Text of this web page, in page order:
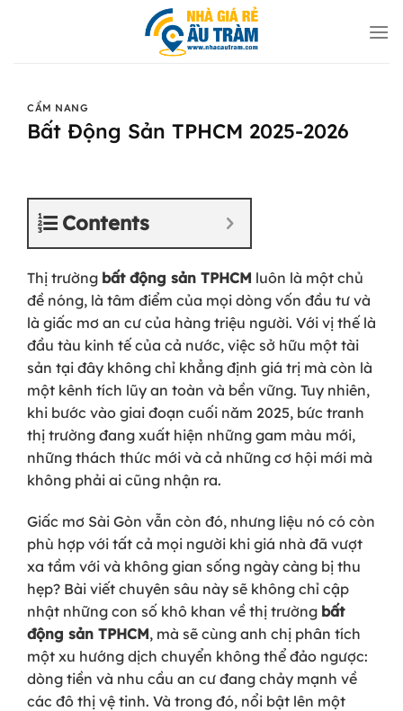
CẨM NANG
Bất Động Sản TPHCM 2025-2026
Contents
Thị trường bất động sản TPHCM luôn là một chủ
đề nóng, là tâm điểm của mọi dòng vốn đầu tư và
là giấc mơ an cư của hàng triệu người. Với vị thế là
đầu tàu kinh tế của cả nước, việc sở hữu một tài
sản tại đây không chỉ khẳng định giá trị mà còn là
một kênh tích lũy an toàn và bền vững. Tuy nhiên,
khi bước vào giai đoạn cuối năm 2025, bức tranh
thị trường đang xuất hiện những gam màu mới,
những thách thức mới và cả những cơ hội mới mà
không phải ai cũng nhận ra.
Giấc mơ Sài Gòn vẫn còn đó, nhưng liệu nó có còn
phù hợp với tất cả mọi người khi giá nhà đã vượt
xa tầm với và không gian sống ngày càng bị thu
hẹp? Bài viết chuyên sâu này sẽ không chỉ cập
nhật những con số khô khan về thị trường bất
động sản TPHCM, mà sẽ cùng anh chị phân tích
một xu hướng dịch chuyển không thể đảo ngược:
dòng tiền và nhu cầu an cư đang chảy mạnh về
các đô thị vệ tinh. Và trong đó, nổi bật lên một